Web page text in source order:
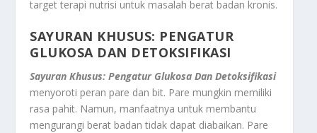
target terapi nutrisi untuk masalah berat badan kronis.
SAYURAN KHUSUS: PENGATUR
GLUKOSA DAN DETOKSIFIKASI
Sayuran Khusus: Pengatur Glukosa Dan Detoksifikasi
menyoroti peran pare dan bit. Pare mungkin memiliki
rasa pahit. Namun, manfaatnya untuk membantu
mengurangi berat badan tidak dapat diabaikan. Pare